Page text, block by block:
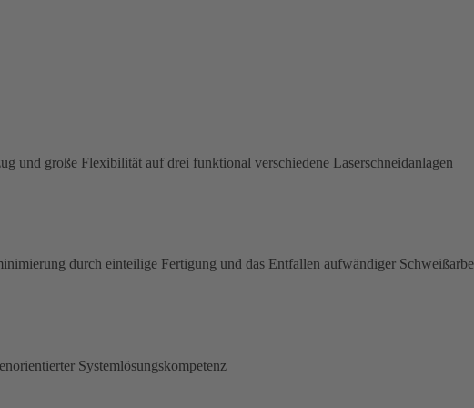
und große Flexibilität auf drei funktional verschiedene Laserschneidanlagen
durch einteilige Fertigung und das Entfallen aufwändiger
Systemlösungskompetenz